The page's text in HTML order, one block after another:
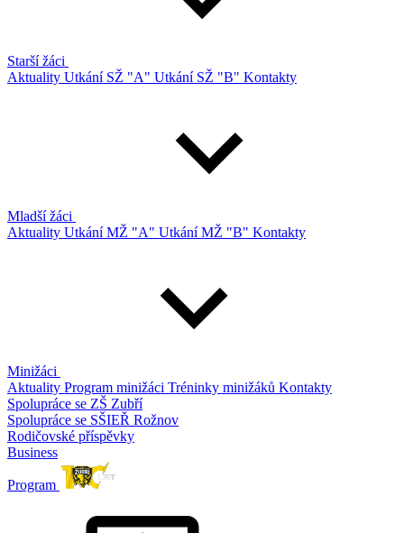
Starší žáci
Aktuality Utkání SŽ "A" Utkání SŽ "B" Kontakty
Mladší žáci
Aktuality Utkání MŽ "A" Utkání MŽ "B" Kontakty
Minižáci
Aktuality Program minižáci Tréninky minižáků Kontakty
Spolupráce se ZŠ Zubří
Spolupráce se SŠIEŘ Rožnov
Rodičovské příspěvky
Business
Program